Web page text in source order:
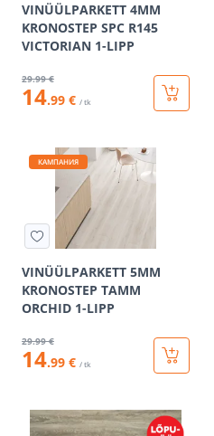
VINÜÜLPARKETT 4MM
KRONOSTEP SPC R145
VICTORIAN 1-LIPP
29.99 €
14.99 € / tk
КАМПАНИЯ
VINÜÜLPARKETT 5MM
KRONOSTEP TAMM
ORCHID 1-LIPP
29.99 €
14.99 € / tk